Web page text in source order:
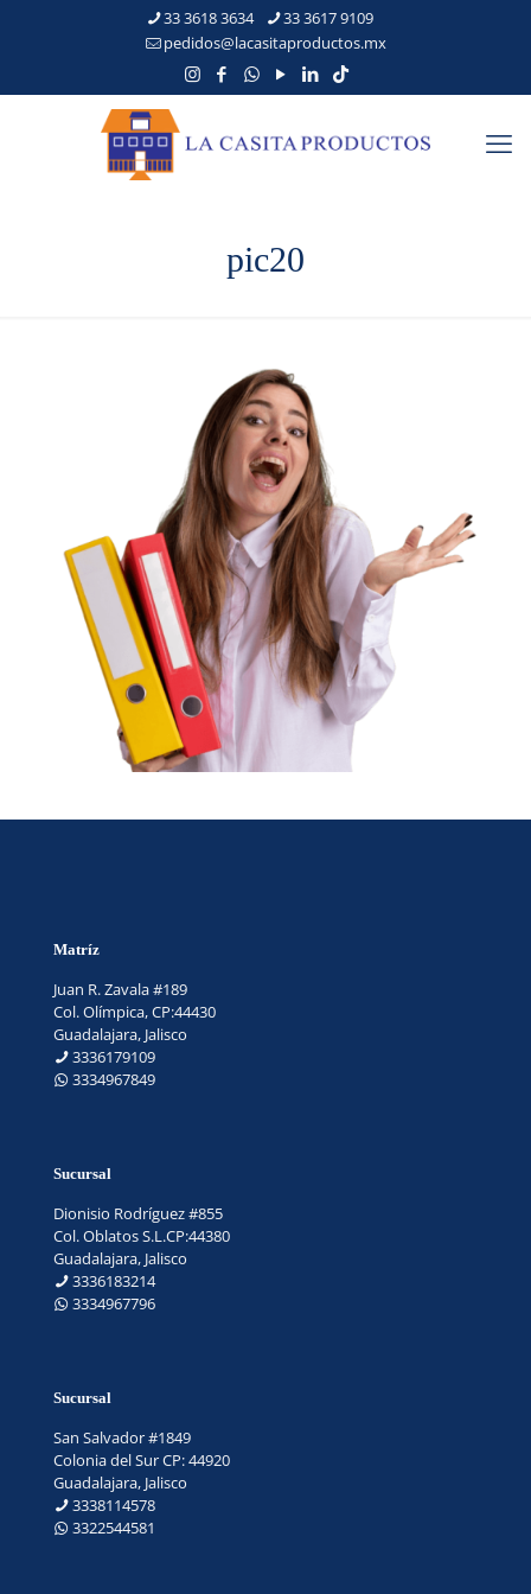
33 3618 3634
33 3617 9109
pedidos@lacasitaproductos.mx
pic20
Matríz
Juan R. Zavala #189
Col. Olímpica, CP:44430
Guadalajara, Jalisco
3336179109
3334967849
Sucursal
Dionisio Rodríguez #855
Col. Oblatos S.L.CP:44380
Guadalajara, Jalisco
3336183214
3334967796
Sucursal
San Salvador #1849
Colonia del Sur CP: 44920
Guadalajara, Jalisco
3338114578
3322544581